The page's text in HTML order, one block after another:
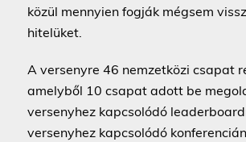
közül mennyien fogják mégsem
hitelüket.
A versenyre 46 nemzetközi csapat
amelyből 10 csapat adott be
versenyhez kapcsolódó
versenyhez kapcsolódó